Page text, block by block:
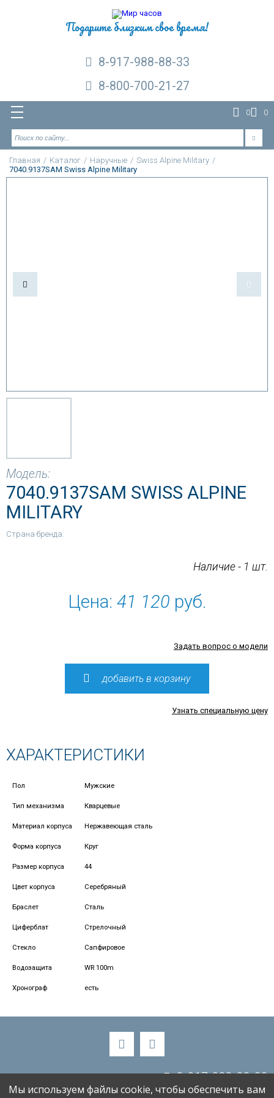
Подарите близким свое время!
8-917-988-88-33
8-800-700-21-27
0 0
Главная / Каталог / Наручные / Swiss Alpine Military /
7040.9137SAM Swiss Alpine Military
Модель:
7040.9137SAM SWISS ALPINE
MILITARY
Страна бренда:
Наличие - 1 шт.
Цена: 41 120 руб.
Задать вопрос о модели
добавить в корзину
Узнать специальную цену
ХАРАКТЕРИСТИКИ
Пол Мужские
Тип механизма Кварцевые
Материал корпуса Нержавеющая сталь
Форма корпуса Круг
Размер корпуса 44
Цвет корпуса Серебряный
Браслет Сталь
Циферблат Стрелочный
Стекло Сапфировое
Водозащита WR 100m
Хронограф есть
8-917-988-88-33
Мы используем файлы cookie, чтобы обеспечить вам